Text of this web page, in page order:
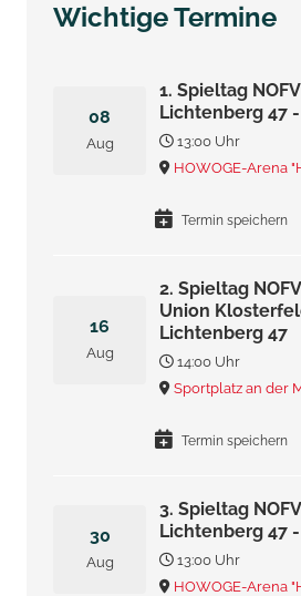
Wichtige Termine
08
Aug
1. Spieltag
Lichtenberg 47
13:00 Uhr
HOWOGE-Arena
Termin speichern
16
Aug
2. Spieltag
Union
Lichtenberg 47
14:00 Uhr
Sportplatz an der
Termin speichern
30
Aug
3. Spieltag
Lichtenberg 47
13:00 Uhr
HOWOGE-Arena